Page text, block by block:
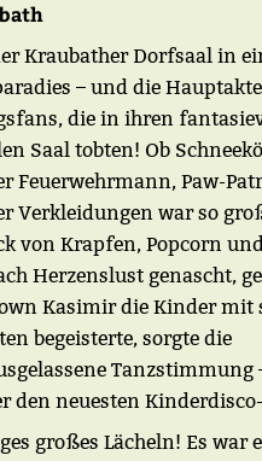
Kraubather Dorfsaal in
– und die
die in ihren
Saal tobten! Ob
Feuerwehrmann, Paw-
Verkleidungen war so
von Krapfen, Popcorn
Herzenslust genascht,
Kasimir die Kinder mit
begeisterte, sorgte die
Tanzstimmung
den neuesten
großes Lächeln! Es war